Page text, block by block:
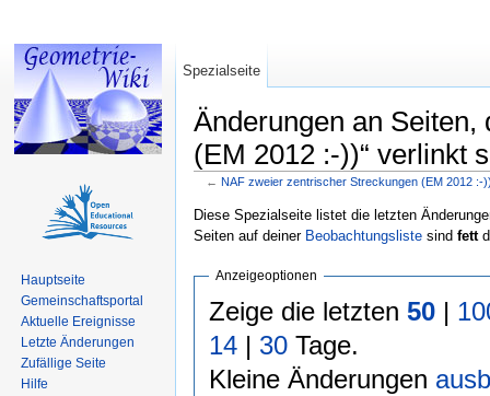
Änderungen an Seiten,
(EM 2012 :-))“ verlinkt
← NAF zweier zentrischer Streckungen (EM 2012 :-
Diese Spezialseite listet die letzten
Seiten auf deiner Beobachtungsliste sind fett
Anzeigeoptionen
Zeige die letzten 50|
14| 30Tage.
Kleine Änderungen
Spezialseite
Hauptseite
Gemeinschaftsportal
Aktuelle Ereignisse
Letzte Änderungen
Zufällige Seite
Hilfe